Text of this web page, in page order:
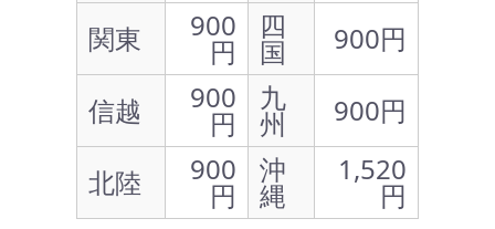
関東
900
円
四
国
900円
信越
900
円
九
州
900円
北陸
900
円
沖
縄
1,520
円